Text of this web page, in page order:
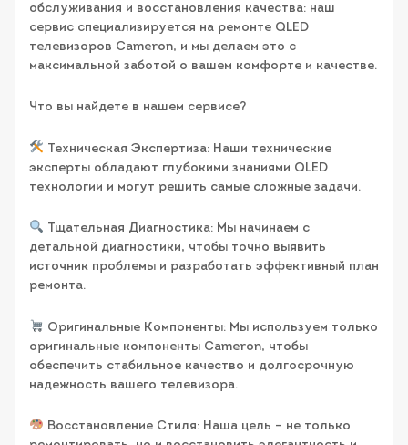
обслуживания и восстановления качества: наш
сервис специализируется на ремонте QLED
телевизоров Cameron, и мы делаем это с
максимальной заботой о вашем комфорте и качестве.
Что вы найдете в нашем сервисе?
Техническая Экспертиза: Наши технические
эксперты обладают глубокими знаниями QLED
технологии и могут решить самые сложные задачи.
Тщательная Диагностика: Мы начинаем с
детальной диагностики, чтобы точно выявить
источник проблемы и разработать эффективный план
ремонта.
Оригинальные Компоненты: Мы используем только
оригинальные компоненты Cameron, чтобы
обеспечить стабильное качество и долгосрочную
надежность вашего телевизора.
Восстановление Стиля: Наша цель – не только